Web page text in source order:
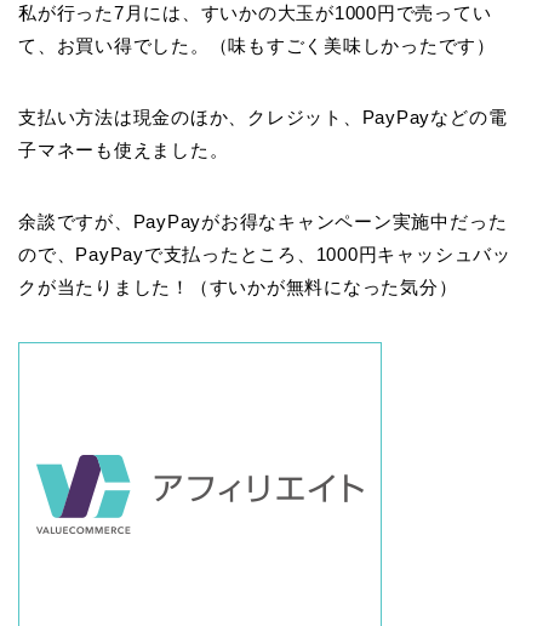
私が行った7月には、すいかの大玉が1000円で売ってい
て、お買い得でした。（味もすごく美味しかったです）
支払い方法は現金のほか、クレジット、PayPayなどの電
子マネーも使えました。
余談ですが、PayPayがお得なキャンペーン実施中だった
ので、PayPayで支払ったところ、1000円キャッシュバッ
クが当たりました！（すいかが無料になった気分）